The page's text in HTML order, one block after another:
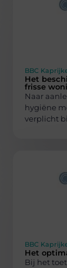
BBC
Het
frisse
Naar
hygiëne
verplicht
BBC
Het
Bij het